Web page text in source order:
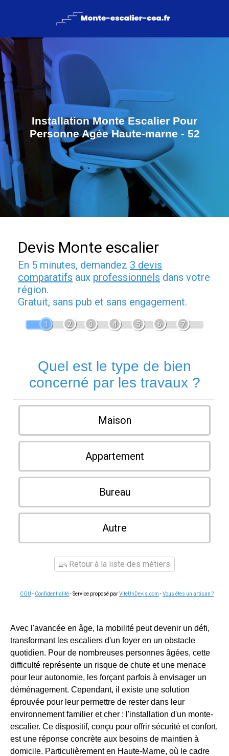
Installation Monte Escalier Pour
Personne Agée Haute-marne - 52
Devis Monte escalier
En 5 minutes, demandez 3 devis
comparatifs aux professionnels dans votre
région.
Gratuit, sans pub et sans engagement.
1 2 3 4 5 6 7
Quel est le type de bien
concerné par les travaux ?
Maison
Appartement
Bureau
Autre
Retour à la liste des métiers
CGU - Confidentialité- Service proposé parViteUnDevis.com -Vous êtes un artisan ?
Avec l'avancée en âge, la mobilité peut devenir un défi,
transformant les escaliers d'un foyer en un obstacle
quotidien. Pour de nombreuses personnes âgées, cette
difficulté représente un risque de chute et une menace
pour leur autonomie, les forçant parfois à envisager un
déménagement. Cependant, il existe une solution
éprouvée pour leur permettre de rester dans leur
environnement familier et cher : l'installation d'un monte-
escalier. Ce dispositif, conçu pour offrir sécurité et confort,
est une réponse concrète aux besoins de maintien à
domicile. Particulièrement en Haute-Marne, où le cadre